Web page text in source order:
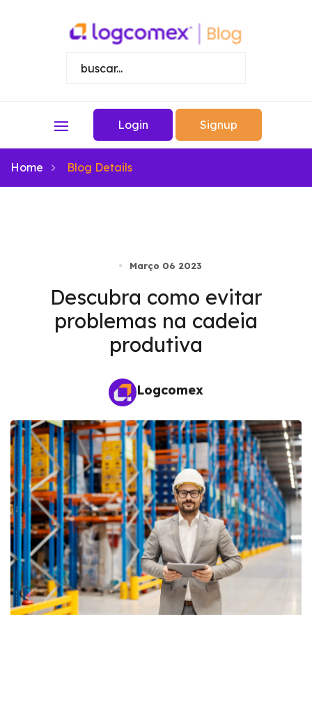
Login Signup
Home Blog Details
Março 06 2023
Descubra como evitar
problemas na cadeia
produtiva
Logcomex